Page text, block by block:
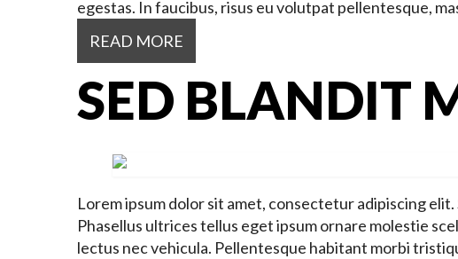
egestas. In faucibus, risus eu volutpat pellentesque,
READ MORE
SED BLANDIT
Lorem ipsum dolor sit amet, consectetur adipiscing
Phasellus ultrices tellus eget ipsum ornare molestie
lectus nec vehicula. Pellentesque habitant morbi